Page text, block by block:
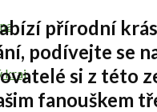
kraj
přírodní
, podívejte se
si z této
fanouškem